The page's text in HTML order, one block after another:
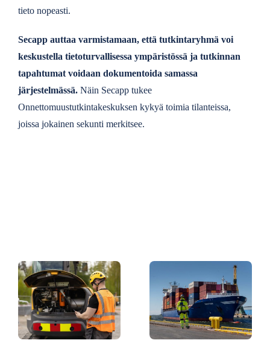
tieto nopeasti.
Secapp auttaa varmistamaan, että tutkintaryhmä voi
keskustella tietoturvallisessa ympäristössä ja tutkinnan
tapahtumat voidaan dokumentoida samassa
järjestelmässä.Näin Secapp tukee
Onnettomuustutkintakeskuksen kykyä toimia tilanteissa,
joissa jokainen sekunti merkitsee.